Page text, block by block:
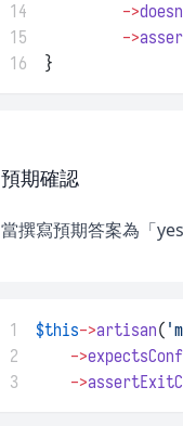
14
->
15
->
16
}
預期確認
當撰寫預期答案為「
1 $this->artisan(
2
->
3
->